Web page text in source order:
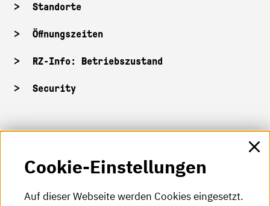
Standorte
Öffnungszeiten
RZ-Info: Betriebszustand
Security
HKA-Shop
HKA-Videos
Cookie-Einstellungen
Auf dieser Webseite werden Cookies eingesetzt.